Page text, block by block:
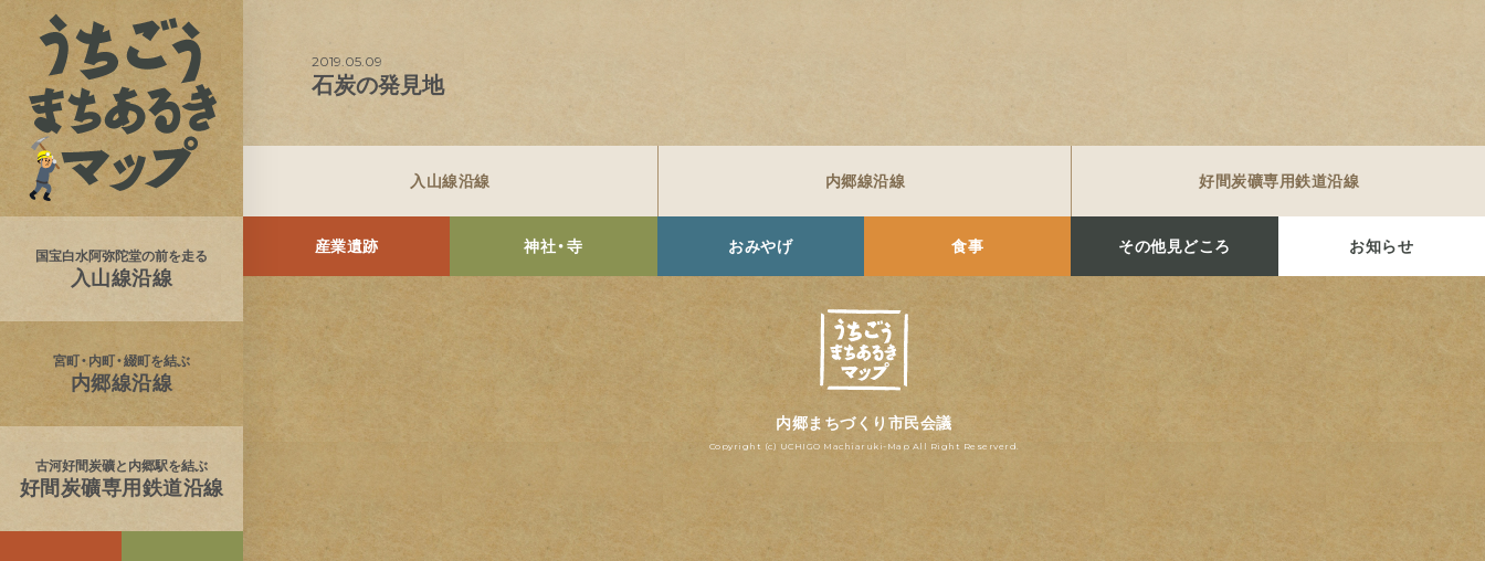
国宝白水阿弥陀堂の前を走る
入山線沿線
宮町・内町・綴町を結ぶ
内郷線沿線
古河好間炭礦と内郷駅を結ぶ
好間炭礦専用鉄道沿線
2019.05.09
石炭の発見地
入山線沿線 内郷線沿線 好間炭礦専用鉄道沿線
産業遺跡 神社・寺 おみやげ 食事 その他見どころ お知らせ
内郷まちづくり市民会議
Copyright (c) UCHIGO Machiaruki-Map All Right Reserverd.